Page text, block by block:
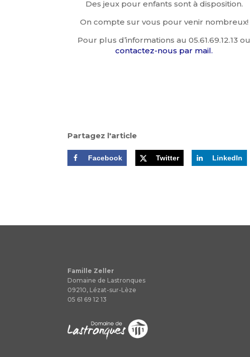
Des jeux pour enfants sont à disposition.
On compte sur vous pour venir nombreux!
Pour plus d’informations au 05.61.69.12.13 ou
contactez-nous par mail.
Partagez l'article
Facebook Twitter LinkedIn
Famille Zeller
Domaine de Lastronques
09210, Lézat-sur-Lèze
05 61 69 12 13